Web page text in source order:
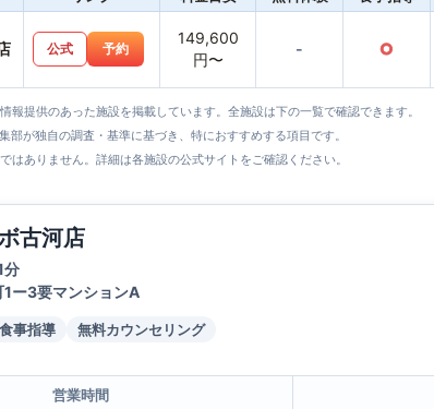
公式 予約
149,600
円〜
- ○
報提供のあった施設を掲載しています。全施設は下の一覧で確認できます。
部が独自の調査・基準に基づき、特におすすめする項目です。
はありません。詳細は各施設の公式サイトをご確認ください。
古河店
分
ー3要マンションA
食事指導 無料カウンセリング
営業時間